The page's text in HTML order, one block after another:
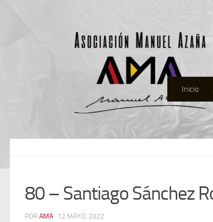
Inicio
80 – Santiago Sánchez
POR AMA · 12 MAYO, 2022